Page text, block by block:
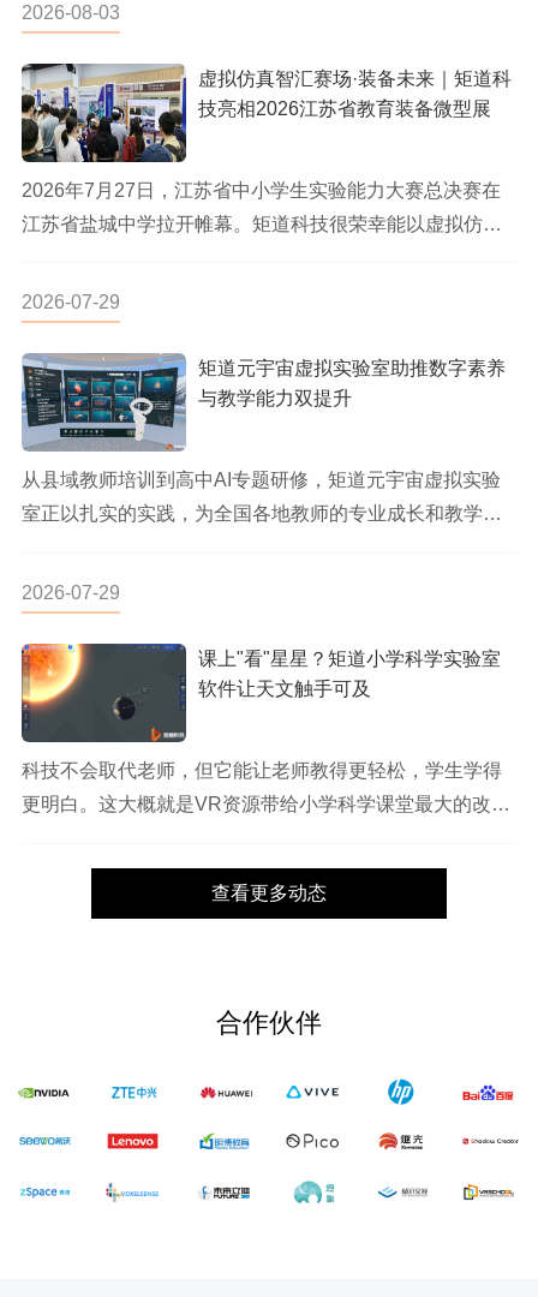
2026-08-03
虚拟仿真智汇赛场·装备未来｜矩道科
技亮相2026江苏省教育装备微型展
2026年7月27日，江苏省中小学生实验能力大赛总决赛在
江苏省盐城中学拉开帷幕。矩道科技很荣幸能以虚拟仿真
2026-07-29
矩道元宇宙虚拟实验室助推数字素养
与教学能力双提升
从县域教师培训到高中AI专题研修，矩道元宇宙虚拟实验
室正以扎实的实践，为全国各地教师的专业成长和教学变
2026-07-29
课上"看"星星？矩道小学科学实验室
软件让天文触手可及
科技不会取代老师，但它能让老师教得更轻松，学生学得
更明白。这大概就是VR资源带给小学科学课堂最大的改
查看更多动态
合作伙伴